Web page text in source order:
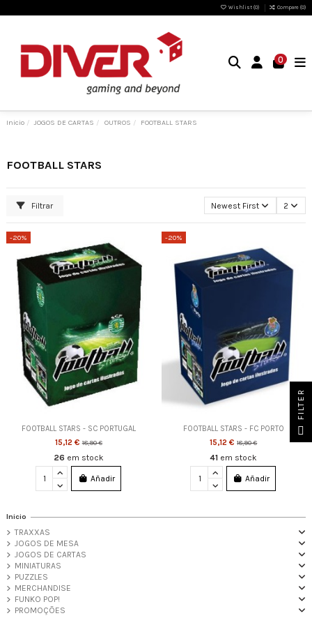
Wishlist (0) Compare (0)
0
Inicio JOGOS DE CARTAS OUTROS FOOTBALL STARS
FOOTBALL STARS
Filtrar Newest First 2
-20%
FOOTBALL STARS - SC PORTUGAL
15,12 €18,90 €
26 em stock
Añadir
-20%
FOOTBALL STARS - FC PORTO
15,12 €18,90 €
41 em stock
Añadir
Inicio
TRAXXAS
JOGOS DE MESA
JOGOS DE CARTAS
MINIATURAS
PUZZLES
MERCHANDISE
FUNKO POP!
PROMOÇÕES
FILTER